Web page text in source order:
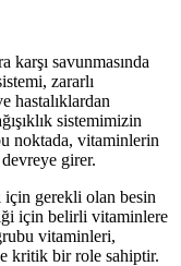
karşı savunmasında
zararlı
hastalıklardan
sistemimizin
noktada, vitaminlerin
girer.
için gerekli olan besin
için belirli vitaminlere
vitaminleri,
kritik bir role sahiptir.